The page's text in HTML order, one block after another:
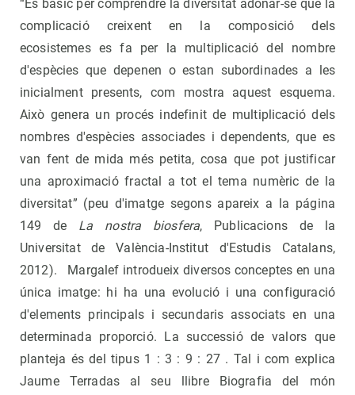
“És bàsic per comprendre la diversitat adonar-se que la
complicació creixent en la composició dels
ecosistemes es fa per la multiplicació del nombre
d'espècies que depenen o estan subordinades a les
inicialment presents, com mostra aquest esquema.
Això genera un procés indefinit de multiplicació dels
nombres d'espècies associades i dependents, que es
van fent de mida més petita, cosa que pot justificar
una aproximació fractal a tot el tema numèric de la
diversitat” (peu d'imatge segons apareix a la página
149 de La nostra biosfera, Publicacions de la
Universitat de València-Institut d'Estudis Catalans,
2012). Margalef introdueix diversos conceptes en una
única imatge: hi ha una evolució i una configuració
d'elements principals i secundaris associats en una
determinada proporció. La successió de valors que
planteja és del tipus 1 : 3 : 9 : 27 . Tal i com explica
Jaume Terradas al seu llibre Biografia del món